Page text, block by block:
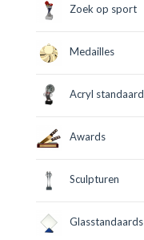
Zoek op sport
Medailles
Acryl standaard
Awards
Sculpturen
Glasstandaards